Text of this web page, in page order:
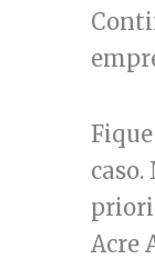
Acre